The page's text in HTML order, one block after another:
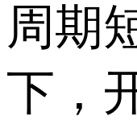
周期
下，